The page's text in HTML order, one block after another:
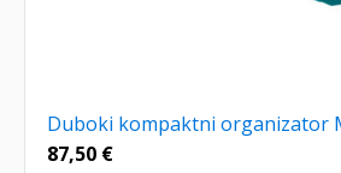
Duboki kompaktni organizator
87,50 €